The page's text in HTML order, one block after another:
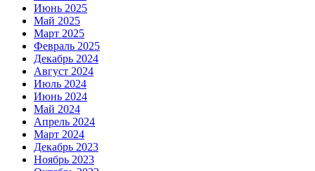
Июнь 2025
Май 2025
Март 2025
Февраль 2025
Декабрь 2024
Август 2024
Июль 2024
Июнь 2024
Май 2024
Апрель 2024
Март 2024
Декабрь 2023
Ноябрь 2023